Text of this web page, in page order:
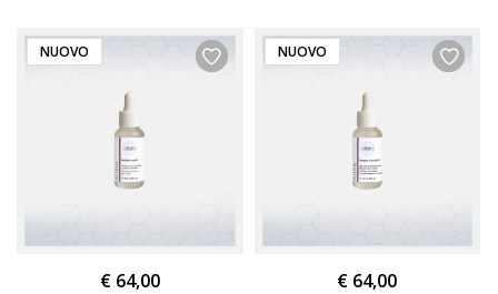
NUOVO
€ 64,00
NUOVO
€ 64,00